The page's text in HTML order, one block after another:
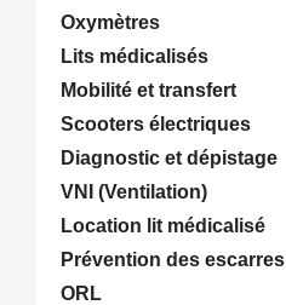
Oxymètres
Lits médicalisés
Mobilité et transfert
Scooters électriques
Diagnostic et dépistage
VNI (Ventilation)
Location lit médicalisé
Prévention des escarres
ORL